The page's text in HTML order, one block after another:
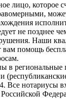
лицо, которое
не позднее
Наши
помощь
в региональные
Все нотариусы